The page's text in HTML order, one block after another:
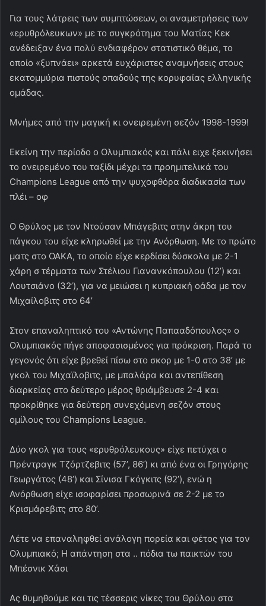
Για τους λάτρεις των συμπτώσεων, οι αναμετρήσεις των
«ερυθρόλευκων» με το συγκρότημα του Ματίας Κεκ
ανέδειξαν ένα πολύ ενδιαφέρον στατιστικό θέμα, το
οποίο «ξυπνάει» αρκετά ευχάριστες αναμνήσεις στους
εκατομμύρια πιστούς οπαδούς της κορυφαίας ελληνικής
ομάδας.
Μνήμες από την μαγική κι ονειρεμένη σεζόν 1998-1999!
Εκείνη την περίοδο ο Ολυμπιακός και πάλι ειχε ξεκινήσει
το ονειρεμένο του ταξίδι μέχρι τα προημιτελικά του
Champions League από την ψυχοφθόρα διαδικασία των
πλέι – οφ
Ο Θρύλος με τον Ντούσαν Μπάγεβιτς στην άκρη του
πάγκου του είχε κληρωθεί με την Ανόρθωση. Με το πρώτο
ματς στο ΟΑΚΑ, το οποίο είχε κερδίσει δύσκολα με 2-1
χάρη σ τέρματα των Στέλιου Γιανανκόπουλου (12’) και
Λουτσιάνο (32’), για να μειώσει η κυπριακή οάδα με τον
Μιχαίλοβιτς στο 64’
Στον επαναληπτικό του «Αντώνης Παπααδόπουλος» ο
Ολυμπιακός πήγε αποφασισμένος για πρόκριση. Παρά το
γεγονός ότι είχε βρεθεί πίσω στο σκορ με 1-0 στο 38’ με
γκολ του Μιχαϊλοβιτς, με μπαλάρα και αντεπίθεση
διαρκείας στο δεύτερο μέρος θριάμβευσε 2-4 και
προκρίθηκε για δεύτερη συνεχόμενη σεζόν στους
ομίλους του Champions League.
Δύο γκολ για τους «ερυθρόλευκους» είχε πετύχει ο
Πρέντραγκ Τζόρτζεβιτς (57’, 86’) κι από ένα οι Γρηγόρης
Γεωργάτος (48’) και Σίνισα Γκόγκιτς (92’), ενώ η
Ανόρθωση είχε ισοφαρίσει προσωρινά σε 2-2 με το
Κρισμάρεβιτς στο 80’.
Λέτε να επαναληφθεί ανάλογη πορεία και φέτος για τον
Ολυμπιακό; Η απάντηση στα .. πόδια τω παικτών του
Μπέσνικ Χάσι
Ας θυμηθούμε και τις τέσσερις νίκες του Θρύλου στα